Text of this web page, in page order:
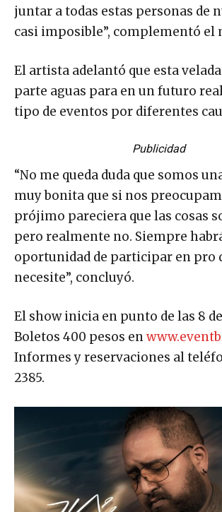
juntar a todas estas personas de
casi imposible”, complementó el
El artista adelantó que esta
parte aguas para en un futuro
tipo de eventos por diferentes
Publicidad
“No me queda duda que somos
muy bonita que si nos
prójimo pareciera que las cosas
pero realmente no. Siempre
oportunidad de participar en pro
necesite”, concluyó.
El show inicia en punto de las 8
Boletos 400 pesos en
Informes y reservaciones al
2385.